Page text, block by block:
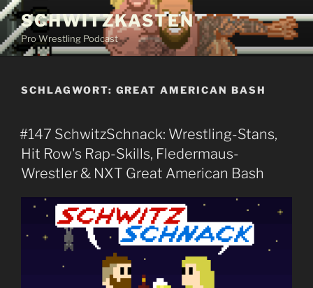
Zum
Inhalt
springen
SCHWITZKASTEN
Pro Wrestling Podcast
SCHLAGWORT: GREAT AMERICAN BASH
#147 SchwitzSchnack: Wrestling-Stans,
Hit Row's Rap-Skills, Fledermaus-
Wrestler & NXT Great American Bash